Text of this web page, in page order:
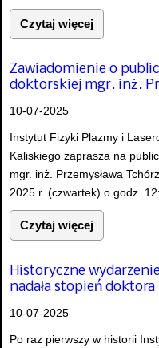
Czytaj więcej
Zawiadomienie o
doktorskiej mgr. inż.
10-07-2025
Instytut Fizyki Plazmy i
Kaliskiego zaprasza na
mgr. inż. Przemysława
2025 r. (czwartek) o godz.
Czytaj więcej
Historyczne
nadała stopień
10-07-2025
Po raz pierwszy w historii